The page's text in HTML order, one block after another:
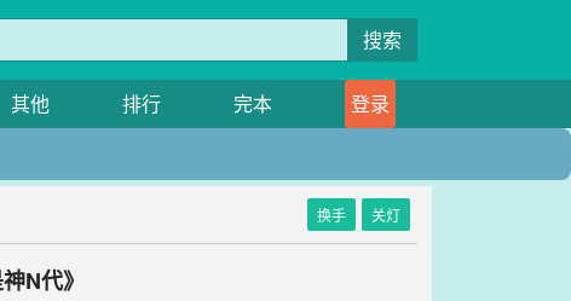
搜索
其他 排行 完本
登录
换手 关灯
N代》